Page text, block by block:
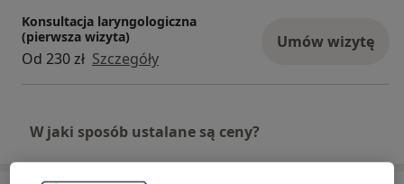
Konsultacja laryngologiczna
(pierwsza wizyta)
Od 230 zł Szczegóły
Umów wizytę
W jaki sposób ustalane są ceny?